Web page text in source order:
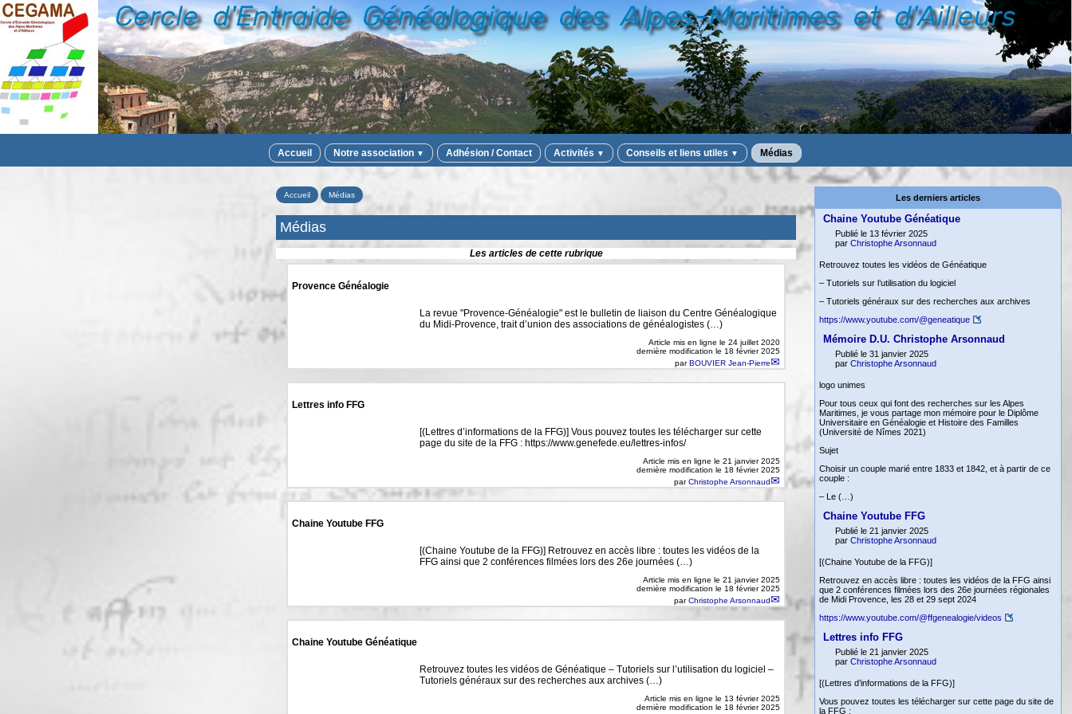
Accueil Notre association ▼ Adhésion / Contact Activités ▼ Conseils et liens utiles ▼ Médias
Accueil Médias
Médias
Les articles de cette rubrique
Provence Généalogie
La revue "Provence-Généalogie" est le bulletin de liaison du Centre Généalogique
du Midi-Provence, trait d’union des associations de généalogistes (…)
Article mis en ligne le 24 juillet 2020
dernière modification le 18 février 2025
parBOUVIER Jean-Pierre
Lettres info FFG
[(Lettres d’informations de la FFG)] Vous pouvez toutes les télécharger sur cette
page du site de la FFG : https://www.genefede.eu/lettres-infos/
Article mis en ligne le 21 janvier 2025
dernière modification le 18 février 2025
parChristophe Arsonnaud
Chaine Youtube FFG
[(Chaine Youtube de la FFG)] Retrouvez en accès libre : toutes les vidéos de la
FFG ainsi que 2 conférences filmées lors des 26e journées (…)
Article mis en ligne le 21 janvier 2025
dernière modification le 18 février 2025
parChristophe Arsonnaud
Chaine Youtube Généatique
Retrouvez toutes les vidéos de Généatique – Tutoriels sur l’utilisation du logiciel –
Tutoriels généraux sur des recherches aux archives (…)
Article mis en ligne le 13 février 2025
dernière modification le 18 février 2025
Les derniers articles
Chaine Youtube Généatique
Publié le 13 février 2025
parChristophe Arsonnaud
Retrouvez toutes les vidéos de Généatique
– Tutoriels sur l’utilisation du logiciel
– Tutoriels généraux sur des recherches aux archives
https://www.youtube.com/@geneatique
Mémoire D.U. Christophe Arsonnaud
Publié le 31 janvier 2025
parChristophe Arsonnaud
logo unimes
Pour tous ceux qui font des recherches sur les Alpes
Maritimes, je vous partage mon mémoire pour le Diplôme
Universitaire en Généalogie et Histoire des Familles
(Université de Nîmes 2021)
Sujet
Choisir un couple marié entre 1833 et 1842, et à partir de ce
couple :
– Le (…)
Chaine Youtube FFG
Publié le 21 janvier 2025
parChristophe Arsonnaud
[(Chaine Youtube de la FFG)]
Retrouvez en accès libre : toutes les vidéos de la FFG ainsi
que 2 conférences filmées lors des 26e journées régionales
de Midi Provence, les 28 et 29 sept 2024
https://www.youtube.com/@ffgenealogie/videos
Lettres info FFG
Publié le 21 janvier 2025
parChristophe Arsonnaud
[(Lettres d’informations de la FFG)]
Vous pouvez toutes les télécharger sur cette page du site de
la FFG :